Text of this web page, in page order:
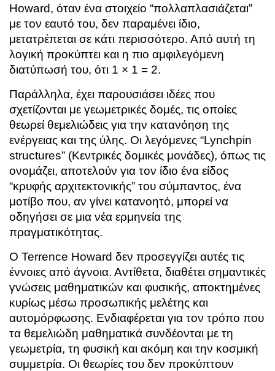
Howard, όταν ένα στοιχείο “πολλαπλασιάζεται”
με τον εαυτό του, δεν παραμένει ίδιο,
μετατρέπεται σε κάτι περισσότερο. Από αυτή τη
λογική προκύπτει και η πιο αμφιλεγόμενη
διατύπωσή του, ότι 1 × 1 = 2.
Παράλληλα, έχει παρουσιάσει ιδέες που
σχετίζονται με γεωμετρικές δομές, τις οποίες
θεωρεί θεμελιώδεις για την κατανόηση της
ενέργειας και της ύλης. Οι λεγόμενες “Lynchpin
structures” (Κεντρικές δομικές μονάδες), όπως τις
ονομάζει, αποτελούν για τον ίδιο ένα είδος
“κρυφής αρχιτεκτονικής” του σύμπαντος, ένα
μοτίβο που, αν γίνει κατανοητό, μπορεί να
οδηγήσει σε μια νέα ερμηνεία της
πραγματικότητας.
Ο Terrence Howard δεν προσεγγίζει αυτές τις
έννοιες από άγνοια. Αντίθετα, διαθέτει σημαντικές
γνώσεις μαθηματικών και φυσικής, αποκτημένες
κυρίως μέσω προσωπικής μελέτης και
αυτομόρφωσης. Ενδιαφέρεται για τον τρόπο που
τα θεμελιώδη μαθηματικά συνδέονται με τη
γεωμετρία, τη φυσική και ακόμη και την κοσμική
συμμετρία. Οι θεωρίες του δεν προκύπτουν